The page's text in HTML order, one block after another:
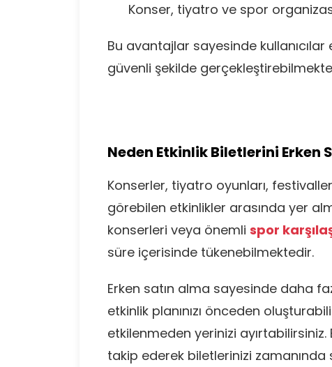
Konser, tiyatro ve spor
Bu avantajlar sayesinde
güvenli şekilde
Neden Etkinlik Biletlerini Erken
Konserler, tiyatro oyunları,
görebilen etkinlikler arasında yer
konserleri veya önemli spor
süre içerisinde tükenebilmektedir.
Erken satın alma sayesinde daha
etkinlik planınızı önceden
etkilenmeden yerinizi
takip ederek biletlerinizi zamanında